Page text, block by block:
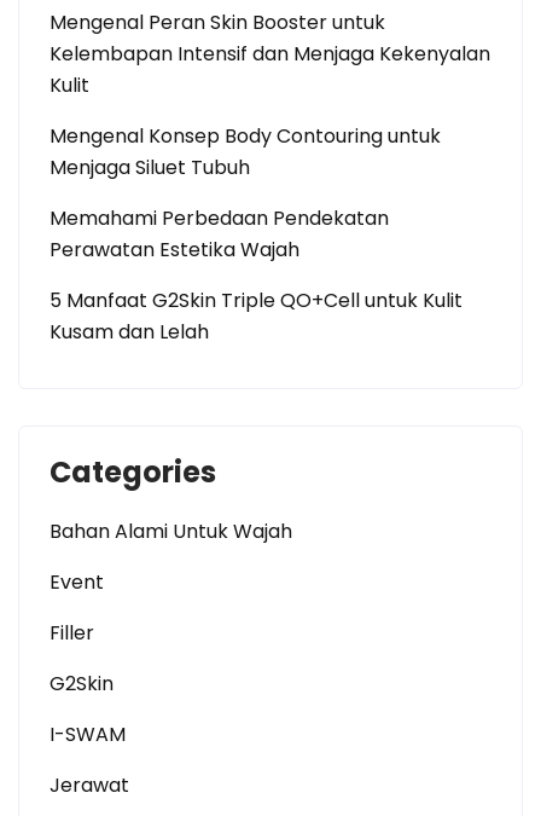
Mengenal Peran Skin Booster untuk
Kelembapan Intensif dan Menjaga Kekenyalan
Kulit
Mengenal Konsep Body Contouring untuk
Menjaga Siluet Tubuh
Memahami Perbedaan Pendekatan
Perawatan Estetika Wajah
5 Manfaat G2Skin Triple QO+Cell untuk Kulit
Kusam dan Lelah
Categories
Bahan Alami Untuk Wajah
Event
Filler
G2Skin
I-SWAM
Jerawat